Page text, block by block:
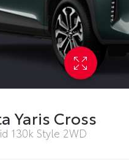
Yaris Cross
130k Style 2WD